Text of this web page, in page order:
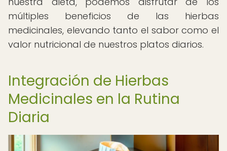
múltiples beneficios de las hierbas
medicinales, elevando tanto el sabor como el
valor nutricional de nuestros platos diarios.
Integración de Hierbas
Medicinales en la Rutina
Diaria